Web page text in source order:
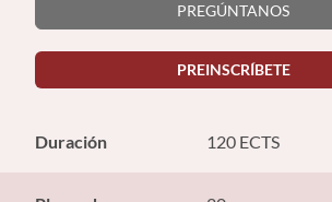
PREGÚNTANOS
PREINSCRÍBETE
Duración 120 ECTS